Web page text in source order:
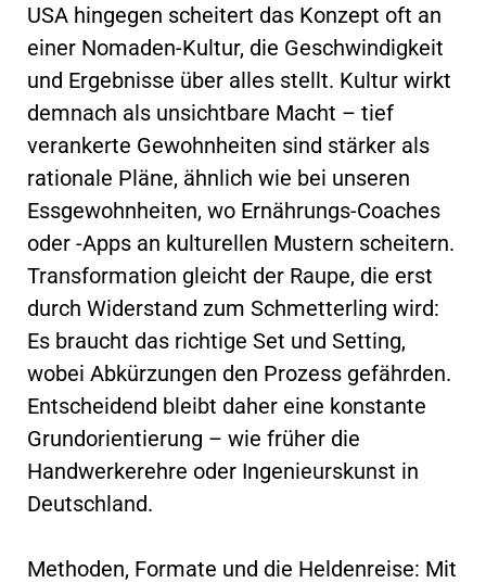
USA hingegen scheitert das Konzept oft an
einer Nomaden-Kultur, die Geschwindigkeit
und Ergebnisse über alles stellt. Kultur wirkt
demnach als unsichtbare Macht – tief
verankerte Gewohnheiten sind stärker als
rationale Pläne, ähnlich wie bei unseren
Essgewohnheiten, wo Ernährungs-Coaches
oder -Apps an kulturellen Mustern scheitern.
Transformation gleicht der Raupe, die erst
durch Widerstand zum Schmetterling wird:
Es braucht das richtige Set und Setting,
wobei Abkürzungen den Prozess gefährden.
Entscheidend bleibt daher eine konstante
Grundorientierung – wie früher die
Handwerkerehre oder Ingenieurskunst in
Deutschland.
Methoden, Formate und die Heldenreise: Mit